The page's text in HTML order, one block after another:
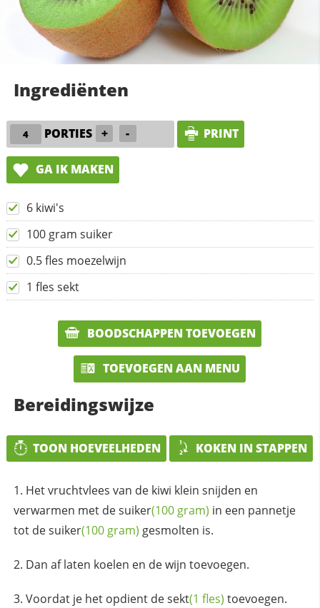
Ingrediënten
PORTIES + - PRINT
GA IK MAKEN
6 kiwi's
100 gram suiker
0.5 fles moezelwijn
1 fles sekt
BOODSCHAPPEN TOEVOEGEN
TOEVOEGEN AAN MENU
Bereidingswijze
TOON HOEVEELHEDEN KOKEN IN STAPPEN
Het vruchtvlees van de kiwi klein snijden en
verwarmen met desuiker(100 gram) in een pannetje
tot desuiker(100 gram) gesmolten is.
Dan af laten koelen en de wijn toevoegen.
Voordat je het opdient desekt(1 fles) toevoegen.